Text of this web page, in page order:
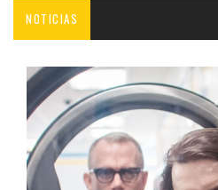
NOTICIAS